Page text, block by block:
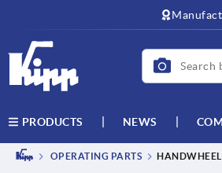
PRODUCTS NEWS
OPERATING PARTS